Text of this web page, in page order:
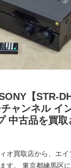
【STR-
ャンネル イ
中古品を買取
オ買取店から、エイ
す。 東京都練馬区